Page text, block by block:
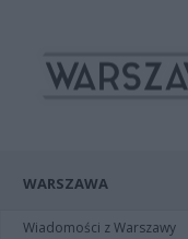
WARSZAWA
Wiadomości z Warszawy